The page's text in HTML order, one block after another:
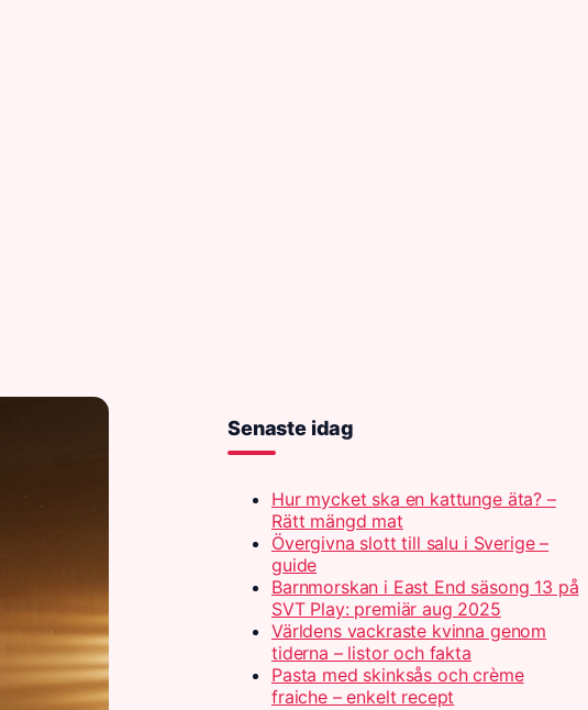
Senaste idag
Hur mycket ska en kattunge äta? –
Rätt mängd mat
Övergivna slott till salu i Sverige –
guide
Barnmorskan i East End säsong 13 på
SVT Play: premiär aug 2025
Världens vackraste kvinna genom
tiderna – listor och fakta
Pasta med skinksås och crème
fraiche – enkelt recept